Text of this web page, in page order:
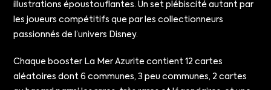
illustrations époustouflantes. Un set plébiscité autant par
les joueurs compétitifs que par les collectionneurs
passionnés de l’univers Disney.
Chaque booster La Mer Azurite contient 12 cartes
aléatoires dont 6 communes, 3 peu communes, 2 cartes